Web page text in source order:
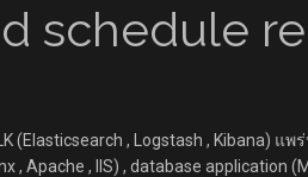
schedule
(Elasticsearch , Logstash , Kibana) แ
, Apache , IIS) , database application